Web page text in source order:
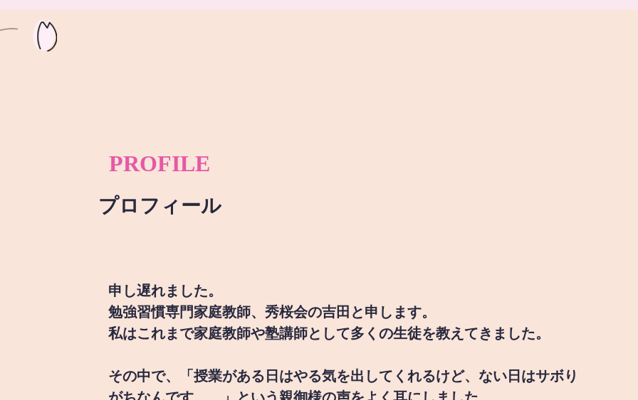
PROFILE
プロフィール
申し遅れました。
勉強習慣専門家庭教師、秀桜会の吉田と申します。
私はこれまで家庭教師や塾講師として多くの生徒を教えてきました。
その中で、「授業がある日はやる気を出してくれるけど、ない日はサボり